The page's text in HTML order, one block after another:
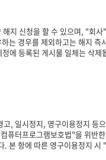
신청을 할 수 있으며, "회
경우를 제외하고는 해지 즉
등록된 게시물 일체는 삭
일시정지, 영구이용정지 등
터프로그램보호법"을 위반
본 항에 따른 영구이용정지